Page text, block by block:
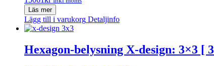
Läs mer
Lägg till i varukorg Detaljinfo
Hexagon-belysning X-design: 3×3 [